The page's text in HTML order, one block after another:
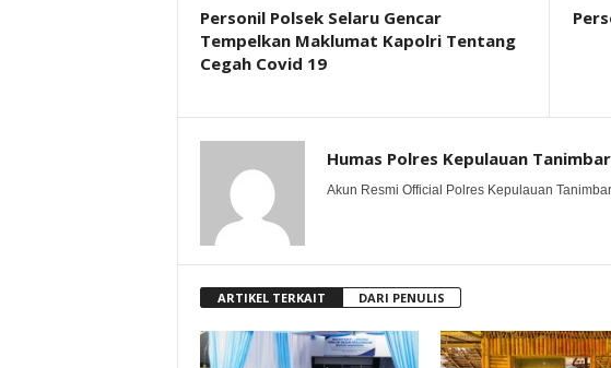
Personil Polsek Selaru Gencar
Tempelkan Maklumat Kapolri Tentang
Cegah Covid 19
Humas Polres Kepulauan Tanimbar
Akun Resmi Official Polres Kepulauan
ARTIKEL TERKAIT DARI PENULIS